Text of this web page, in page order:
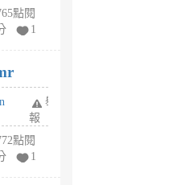
點閱
1
舉
報
點閱
1